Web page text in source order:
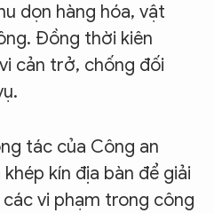
dọn hàng hóa, vật
Đồng thời kiên
cản trở, chống đối
tác của Công an
kín địa bàn để giải
vi phạm trong công